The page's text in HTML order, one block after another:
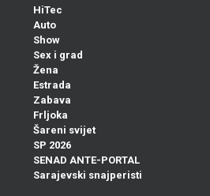
HiTec
Auto
Show
Sex i grad
Žena
Estrada
Zabava
Frljoka
Šareni svijet
SP 2026
SENAD ANTE-PORTAL
Sarajevski snajperisti